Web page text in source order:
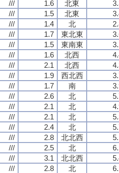
/// 1.6 北東
/// 1.5 北東
/// 1.4 北
/// 1.7 東北東
/// 1.5 東南東
/// 1.6 北西
/// 2.1 北西
/// 1.9 西北西
/// 1.7 南
/// 2.6 北
/// 2.1 北
/// 2.1 北
/// 2.4 北
/// 2.8 北北西
/// 2.5 北
/// 3.1 北北西
/// 2.8 北